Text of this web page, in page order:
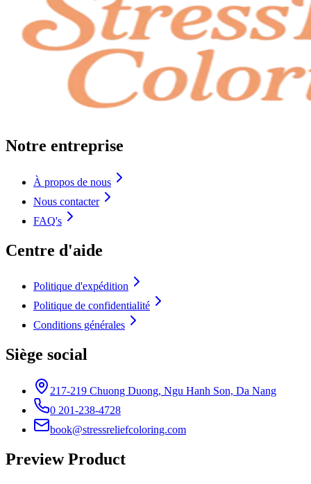
Notre entreprise
À propos de nous
Nous contacter
FAQ's
Centre d'aide
Politique d'expédition
Politique de confidentialité
Conditions générales
Siège social
217-219 Chuong Duong, Ngu Hanh Son, Da Nang
0 201-238-4728
book@stressreliefcoloring.com
Preview Product